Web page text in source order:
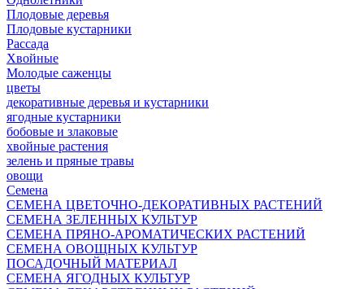
Плодовые деревья
Плодовые кустарники
Рассада
Хвойные
Молодые саженцы
цветы
декоративные деревья и кустарники
ягодные кустарники
бобовые и злаковые
хвойные растения
зелень и пряные травы
овощи
Семена
СЕМЕНА ЦВЕТОЧНО-ДЕКОРАТИВНЫХ РАСТЕНИЙ
СЕМЕНА ЗЕЛЕННЫХ КУЛЬТУР
СЕМЕНА ПРЯНО-АРОМАТИЧЕСКИХ РАСТЕНИЙ
СЕМЕНА ОВОЩНЫХ КУЛЬТУР
ПОСАДОЧНЫЙ МАТЕРИАЛ
СЕМЕНА ЯГОДНЫХ КУЛЬТУР